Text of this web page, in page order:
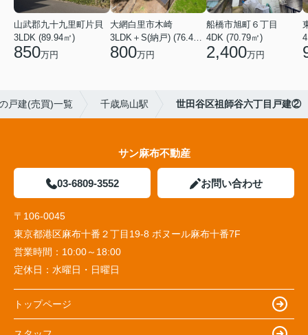
山武郡九十九里町片貝
3LDK (89.94㎡)
850万円
大網白里市木崎
3LDK＋S(納戸) (76.40㎡)
800万円
船橋市旭町６丁目
4DK (70.79㎡)
2,400万円
戸建(売買)一覧 千歳烏山駅 世田谷区祖師谷六丁目戸建②
サン麻布不動産
03-6809-3552 お問い合わせ
〒106-0045
東京都港区麻布十番２丁目19-8 ボヌール麻布十番7F
営業時間： 10:00～18:00
定休日： 水曜日・日曜日
トップページ